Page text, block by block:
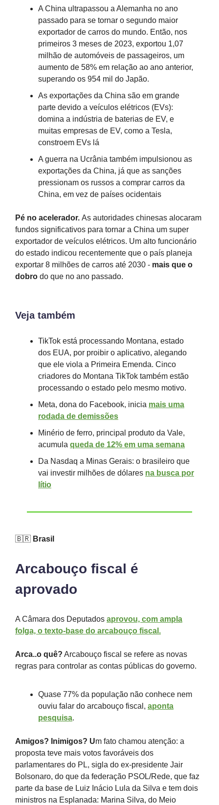
A China ultrapassou a Alemanha no ano
passado para se tornar o segundo maior
exportador de carros do mundo. Então, nos
primeiros 3 meses de 2023, exportou 1,07
milhão de automóveis de passageiros, um
aumento de 58% em relação ao ano anterior,
superando os 954 mil do Japão.
As exportações da China são em grande
parte devido a veículos elétricos (EVs):
domina a indústria de baterias de EV, e
muitas empresas de EV, como a Tesla,
constroem EVs lá
A guerra na Ucrânia também impulsionou as
exportações da China, já que as sanções
pressionam os russos a comprar carros da
China, em vez de países ocidentais
Pé no acelerador. As autoridades chinesas alocaram
fundos significativos para tornar a China um super
exportador de veículos elétricos. Um alto funcionário
do estado indicou recentemente que o país planeja
exportar 8 milhões de carros até 2030 - mais que o
dobro do que no ano passado.
Veja também
TikTok está processando Montana, estado
dos EUA, por proibir o aplicativo, alegando
que ele viola a Primeira Emenda. Cinco
criadores do Montana TikTok também estão
processando o estado pelo mesmo motivo.
Meta, dona do Facebook, inicia mais uma
rodada de demissões
Minério de ferro, principal produto da Vale,
acumula queda de 12% em uma semana
Da Nasdaq a Minas Gerais: o brasileiro que
vai investir milhões de dólares na busca por
lítio
🇧🇷 Brasil
Arcabouço fiscal é
aprovado
A Câmara dos Deputados aprovou, com ampla
folga, o texto-base do arcabouço fiscal.
Arca..o quê? Arcabouço fiscal se refere as novas
regras para controlar as contas públicas do governo.
Quase 77% da população não conhece nem
ouviu falar do arcabouço fiscal, aponta
pesquisa.
Amigos? Inimigos? Um fato chamou atenção: a
proposta teve mais votos favoráveis dos
parlamentares do PL, sigla do ex-presidente Jair
Bolsonaro, do que da federação PSOL/Rede, que faz
parte da base de Luiz Inácio Lula da Silva e tem dois
ministros na Esplanada: Marina Silva, do Meio